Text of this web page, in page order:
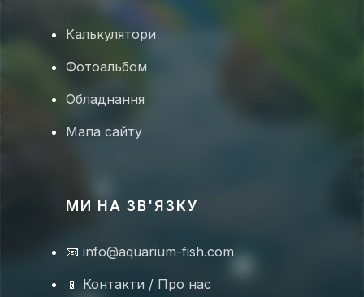
🐠
Калькулятори
Фотоальбом
Обладнання
Мапа сайту
МИ НА ЗВ'ЯЗКУ
📧 info@aquarium-fish.com
📱 Контакти / Про нас